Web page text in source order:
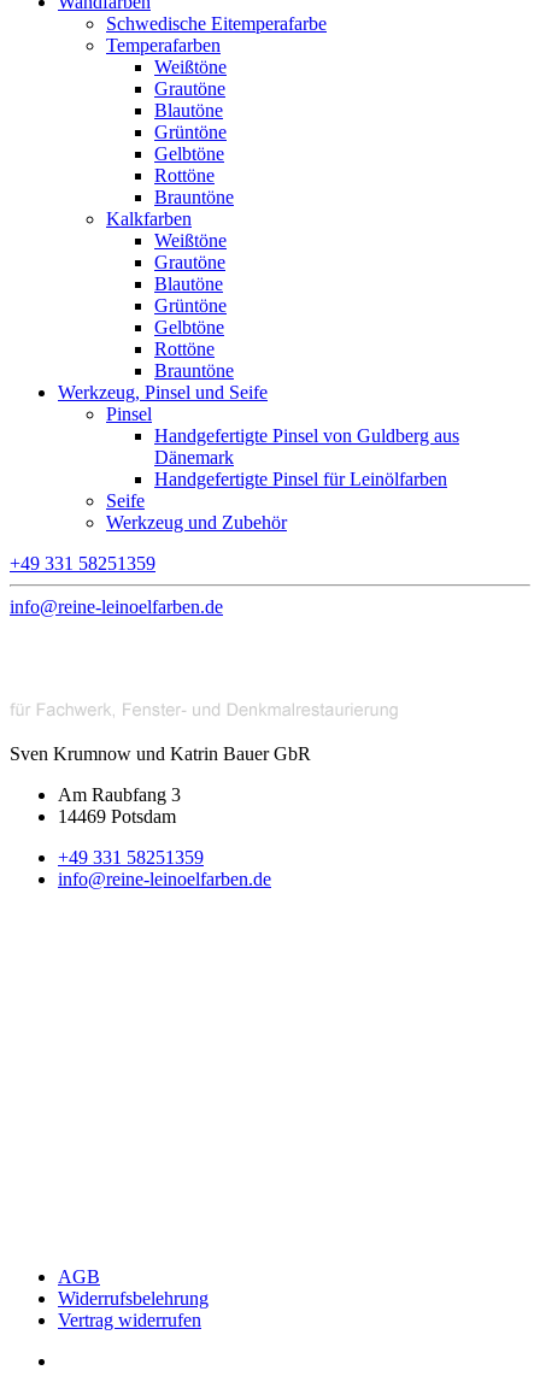
Schwedische Eitemperafarbe
Temperafarben
Weißtöne
Grautöne
Blautöne
Grüntöne
Gelbtöne
Rottöne
Brauntöne
Kalkfarben
Weißtöne
Grautöne
Blautöne
Grüntöne
Gelbtöne
Rottöne
Brauntöne
Werkzeug, Pinsel und Seife
Pinsel
Handgefertigte Pinsel von Guldberg aus
Dänemark
Handgefertigte Pinsel für Leinölfarben
Seife
Werkzeug und Zubehör
+49 331 58251359
info@reine-leinoelfarben.de
Sven Krumnow und Katrin Bauer GbR
Am Raubfang 3
14469 Potsdam
+49 331 58251359
info@reine-leinoelfarben.de
AGB
Widerrufsbelehrung
Vertrag widerrufen